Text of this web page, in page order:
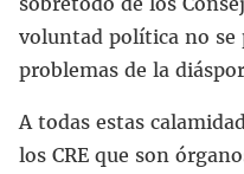
voluntad política no se
problemas de la
A todas estas
los CRE que son